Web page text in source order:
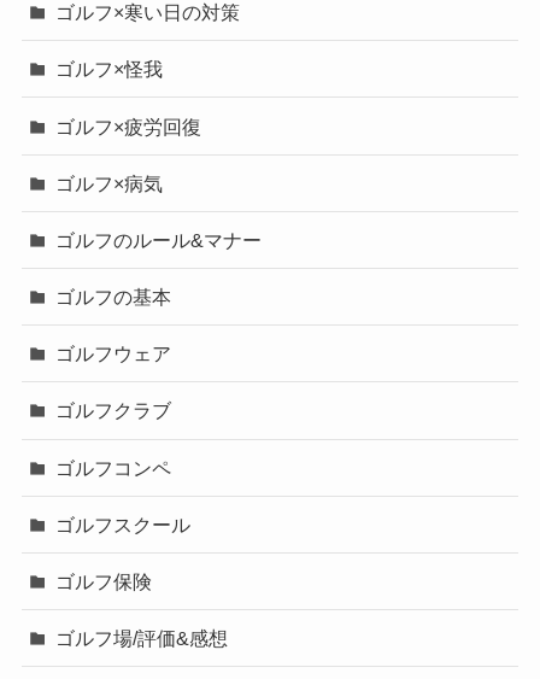
ゴルフ×寒い日の対策
ゴルフ×怪我
ゴルフ×疲労回復
ゴルフ×病気
ゴルフのルール&マナー
ゴルフの基本
ゴルフウェア
ゴルフクラブ
ゴルフコンペ
ゴルフスクール
ゴルフ保険
ゴルフ場/評価&感想